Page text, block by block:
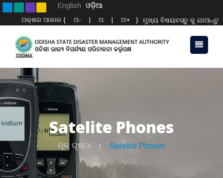
English ଓଡ଼ିଆ
ମୁଖ୍ୟ ବିଷୟବସ୍ତୁ କୁ ଯାଆନ୍ତୁ
ଅକ୍ଷର ଆକାର { ଅ- | ଅ | ଅ+ }
Satelite Phones
ମୂଳ ପୃଷ୍ଠା Satelite Phones